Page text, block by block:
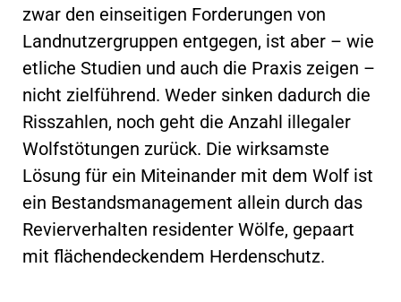
zwar den einseitigen Forderungen von
Landnutzergruppen entgegen, ist aber – wie
etliche Studien und auch die Praxis zeigen –
nicht zielführend. Weder sinken dadurch die
Risszahlen, noch geht die Anzahl illegaler
Wolfstötungen zurück. Die wirksamste
Lösung für ein Miteinander mit dem Wolf ist
ein Bestandsmanagement allein durch das
Revierverhalten residenter Wölfe, gepaart
mit flächendeckendem Herdenschutz.